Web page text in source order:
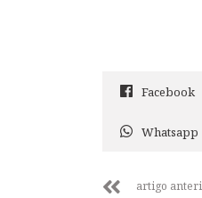
Facebook
Whatsapp
artigo